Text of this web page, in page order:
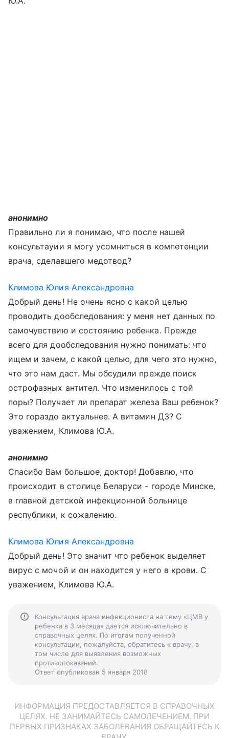
анонимно
Правильно ли я понимаю, что после нашей
консультауии я могу усомниться в компетенции
врача, сделавшего медотвод?
Климова Юлия Александровна
Добрый день! Не очень ясно с какой целью
проводить дообследования: у меня нет данных по
самочувствию и состоянию ребенка. Прежде
всего для дообследования нужно понимать: что
ищем и зачем, с какой целью, для чего это нужно,
что это нам даст. Мы обсудили прежде поиск
острофазных антител. Что изменилось с той
поры? Получает ли препарат железа Ваш ребенок?
Это гораздо актуальнее. А витамин Д3? С
уважением, Климова Ю.А.
анонимно
Спасибо Вам большое, доктор! Добавлю, что
происходит в столице Беларуси - городе Минске,
в главной детской инфекционной больнице
республики, к сожалению.
Климова Юлия Александровна
Добрый день! Это значит что ребенок выделяет
вирус с мочой и он находится у него в крови. С
уважением, Климова Ю.А.
Консультация врача инфекциониста на тему «ЦМВ у
ребенка в 3 месяца» дается исключительно в
справочных целях. По итогам полученной
консультации, пожалуйста, обратитесь к врачу, в
том числе для выявления возможных
противопоказаний.
Ответ опубликован 5 января 2018
ИНФОРМАЦИЯ ПРЕДОСТАВЛЯЕТСЯ В СПРАВОЧНЫХ
ЦЕЛЯХ. НЕ ЗАНИМАЙТЕСЬ САМОЛЕЧЕНИЕМ. ПРИ
ПЕРВЫХ ПРИЗНАКАХ ЗАБОЛЕВАНИЯ ОБРАЩАЙТЕСЬ К